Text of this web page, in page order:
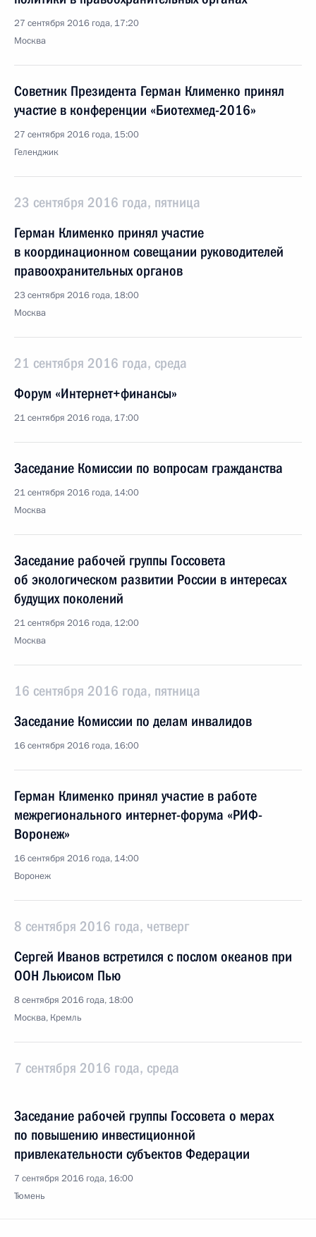
27 сентября 2016 года, 17:20
Москва
Советник Президента Герман Клименко принял
участие в конференции «Биотехмед-2016»
27 сентября 2016 года, 15:00
Геленджик
23 сентября 2016 года, пятница
Герман Клименко принял участие
в координационном совещании руководителей
правоохранительных органов
23 сентября 2016 года, 18:00
Москва
21 сентября 2016 года, среда
Форум «Интернет+финансы»
21 сентября 2016 года, 17:00
Заседание Комиссии по вопросам гражданства
21 сентября 2016 года, 14:00
Москва
Заседание рабочей группы Госсовета
об экологическом развитии России в интересах
будущих поколений
21 сентября 2016 года, 12:00
Москва
16 сентября 2016 года, пятница
Заседание Комиссии по делам инвалидов
16 сентября 2016 года, 16:00
Герман Клименко принял участие в работе
межрегионального интернет-форума «РИФ-
Воронеж»
16 сентября 2016 года, 14:00
Воронеж
8 сентября 2016 года, четверг
Сергей Иванов встретился с послом океанов при
ООН Льюисом Пью
8 сентября 2016 года, 18:00
Москва, Кремль
7 сентября 2016 года, среда
Заседание рабочей группы Госсовета о мерах
по повышению инвестиционной
привлекательности субъектов Федерации
7 сентября 2016 года, 16:00
Тюмень